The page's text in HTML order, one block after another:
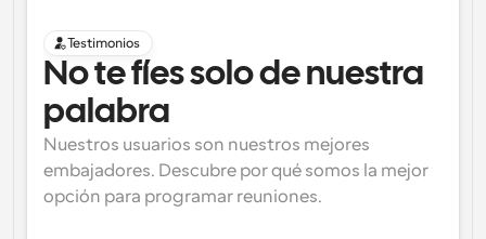
Testimonios
No te fíes solo de nuestra
palabra
Nuestros usuarios son nuestros mejores
embajadores. Descubre por qué somos la mejor
opción para programar reuniones.